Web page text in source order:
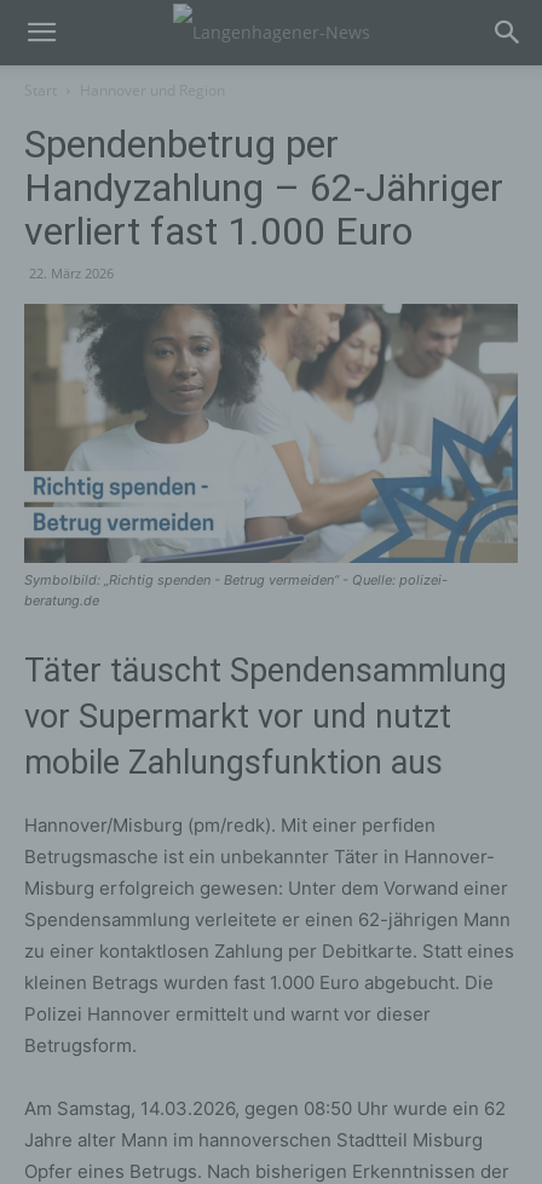
Spendenbetrug per
Handyzahlung – 62-Jähriger
verliert fast 1.000 Euro
22. März 2026
Symbolbild: „Richtig spenden - Betrug vermeiden“ - Quelle: polizei-
beratung.de
Täter täuscht Spendensammlung
vor Supermarkt vor und nutzt
mobile Zahlungsfunktion aus
Hannover/Misburg (pm/redk). Mit einer perfiden
Betrugsmasche ist ein unbekannter Täter in Hannover-
Misburg erfolgreich gewesen: Unter dem Vorwand einer
Spendensammlung verleitete er einen 62-jährigen Mann
zu einer kontaktlosen Zahlung per Debitkarte. Statt eines
kleinen Betrags wurden fast 1.000 Euro abgebucht. Die
Polizei Hannover ermittelt und warnt vor dieser
Betrugsform.
Am Samstag, 14.03.2026, gegen 08:50 Uhr wurde ein 62
Jahre alter Mann im hannoverschen Stadtteil Misburg
Opfer eines Betrugs. Nach bisherigen Erkenntnissen der